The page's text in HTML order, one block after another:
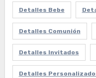
Detalles Bebe
Detalles Comunión
Detalles Invitados
Detalles